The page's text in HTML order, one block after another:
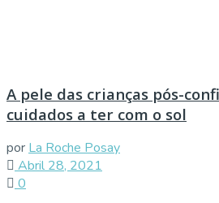
A pele das crianças pós-
cuidados a ter com o sol
por La Roche Posay
Abril 28, 2021
0